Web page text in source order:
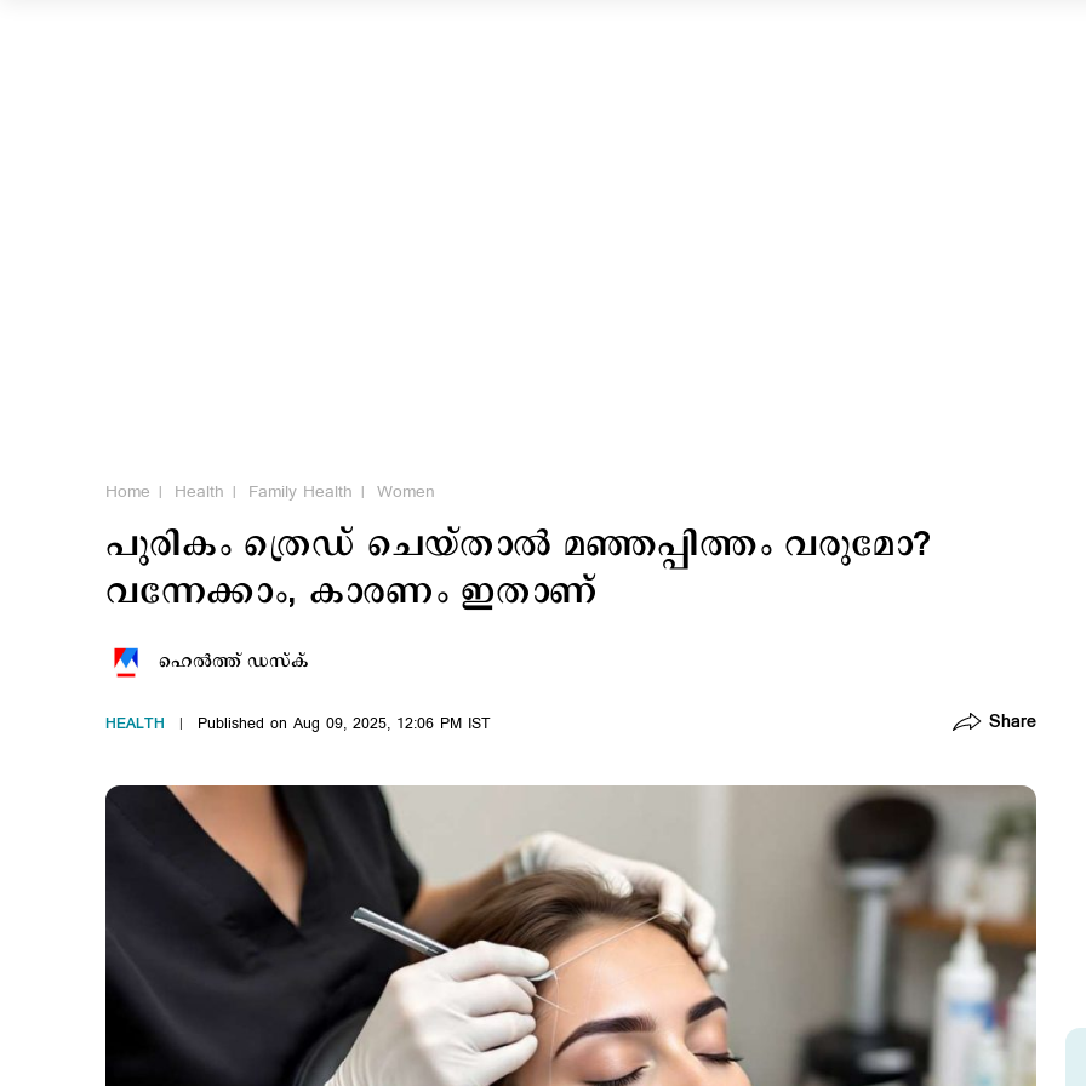
Home Health Family Health Women
പുരികം ത്രെഡ് ചെയ്താല്‍ മഞ്ഞപ്പിത്തം വരുമോ?
വന്നേക്കാം, കാരണം ഇതാണ്
ഹെല്‍ത്ത് ഡസ്ക്
HEALTH Published on Aug 09, 2025, 12:06 PM IST Share